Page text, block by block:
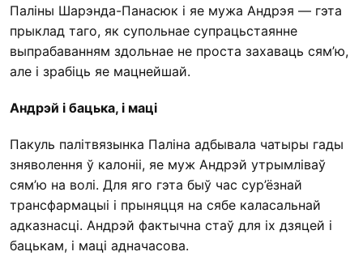
Паліны Шарэнда-Панасюк і яе мужа Андрэя — гэта
прыклад таго, як супольнае супрацьстаянне
выпрабаванням здольнае не проста захаваць сям’ю,
але і зрабіць яе мацнейшай.
Андрэй і бацька, і маці
Пакуль палітвязынка Паліна адбывала чатыры гады
зняволення ў калоніі, яе муж Андрэй утрымліваў
сям’ю на волі. Для яго гэта быў час сур’ёзнай
трансфармацыі і прыняцця на сябе каласальнай
адказнасці. Андрэй фактычна стаў для іх дзяцей і
бацькам, і маці адначасова.